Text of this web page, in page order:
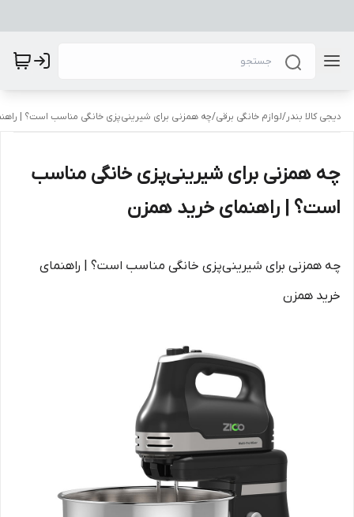
دیجی کالا بندر/لوازم خانگی برقی/چه همزنی برای شیرینی‌پزی خانگی مناسب است؟ |
چه همزنی برای شیرینی‌پزی خانگی مناسب
است؟ | راهنمای خرید همزن
چه همزنی برای شیرینی‌پزی خانگی مناسب است؟ | راهنمای
خرید همزن